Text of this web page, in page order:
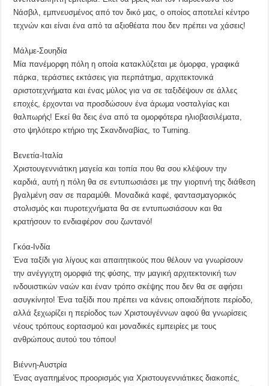
Νάσβιλ, εμπνευσμένος από τον δικό μας, ο οποίος αποτελεί κέντρο
τεχνών και είναι ένα από τα αξιοθέατα που δεν πρέπει να χάσεις!
Μάλμε-Σουηδία
Μία πανέμορφη πόλη η οποία κατακλύζεται με όμορφα, γραφικά
πάρκα, τεράστιες εκτάσεις για περπάτημα, αρχιτεκτονικά
αριστοτεχνήματα και ένας μύλος για να σε ταξιδέψουν σε άλλες
εποχές, έρχονται να προσδώσουν ένα άρωμα νοσταλγίας και
θαλπωρής! Εκεί θα δεις ένα από τα ομορφότερα ηλιοβασιλέματα,
στο ψηλότερο κτήριο της Σκανδιναβίας, το Turning.
Βενετία-Ιταλία
Χριστουγεννιάτικη μαγεία και τοπία που θα σου κλέψουν την
καρδιά, αυτή η πόλη θα σε εντυπωσιάσει με την γιορτινή της διάθεση
βγαλμένη σαν σε παραμύθι. Μοναδικά καφέ, φαντασμαγορικός
στολισμός και πυροτεχνήματα θα σε εντυπωσιάσουν και θα
κρατήσουν το ενδιαφέρον σου ζωντανό!
Γκόα-Ινδία
Ένα ταξίδι για λίγους και απαιτητικούς που θέλουν να γνωρίσουν
την ανέγγιχτη ομορφιά της φύσης, την μαγική αρχιτεκτονική των
ινδουιστικών ναών και έναν τρόπο σκέψης που δεν θα σε αφήσει
ασυγκίνητο! Ένα ταξίδι που πρέπει να κάνεις οποιαδήποτε περίοδο,
αλλά ξεχωρίζει η περίοδος των Χριστουγέννων αφού θα γνωρίσεις
νέους τρόπους εορτασμού και μοναδικές εμπειρίες με τους
ανθρώπους αυτού του τόπου!
Βιέννη-Αυστρία
Ένας αγαπημένος προορισμός για Χριστουγεννιάτικες διακοπές,